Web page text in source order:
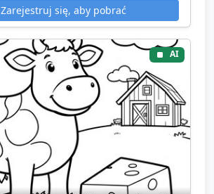
Zarejestruj się, aby pobrać
AI